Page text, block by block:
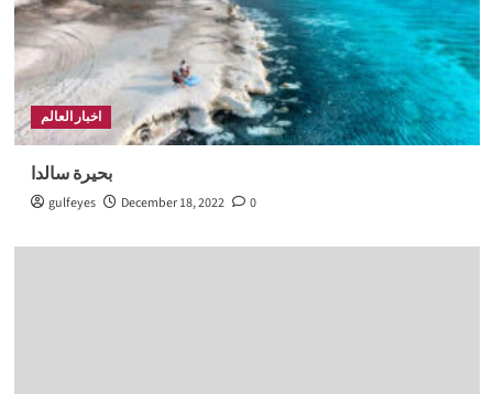
اخبار العالم
بحيرة سالدا
gulfeyes December 18, 2022 0